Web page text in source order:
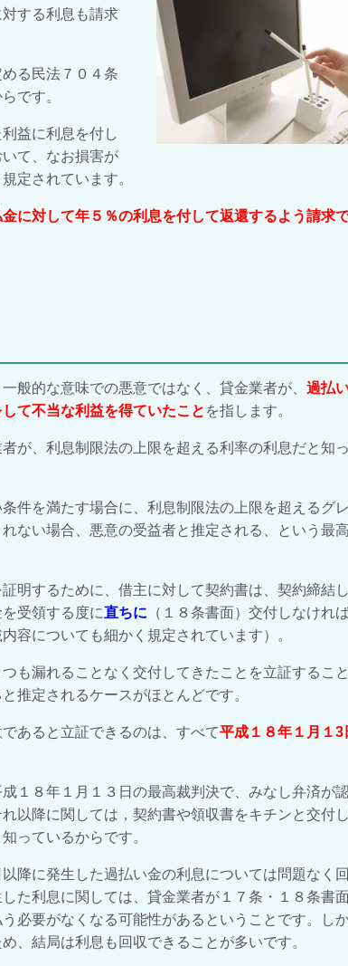
する利息も請求
る民法７０４条
です。
益に利息を付し
て、なお損害が
定されています。
に対して年５％の利息を付して返還するよう請求
般的な意味での悪意ではなく、貸金業者が、 過払
て不当な利益を得ていたこと を指します。
が、利息制限法の上限を超える利率の利息だと知
件を満たす場合に、利息制限法の上限を超えるグ
ない場合、悪意の受益者と推定される、という最
明するために、借主に対して契約書は、契約締結
受領する度に直ちに （１８条書面） 交付しなけれ
容についても細かく規定されています）。
も漏れることなく交付してきたことを立証するこ
推定されるケースがほとんどです。
あると立証できるのは、すべて平成１８年１月１3
１８年１月１３日の最高裁判決で、みなし弁済が
以降に関しては，契約書や領収書をキチンと交付
っているからです。
降に発生した過払い金の利息については問題なく
た利息に関しては、貸金業者が１７条・１８条書
必要がなくなる可能性があるということです。し
、結局は利息も回収できることが多いです。